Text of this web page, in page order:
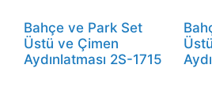
Bahçe ve Park Set
Üstü ve Çimen
Aydınlatması 2S-1715